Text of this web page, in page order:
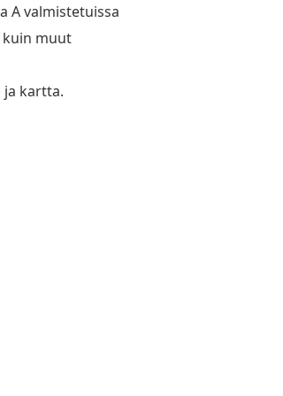
A valmistetuissa
kuin muut
ja kartta.